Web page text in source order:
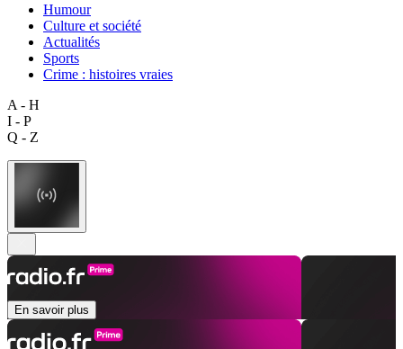
Humour
Culture et société
Actualités
Sports
Crime : histoires vraies
A - H
I - P
Q - Z
En savoir plus